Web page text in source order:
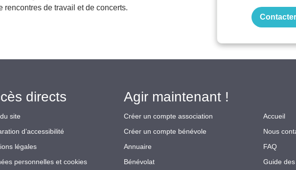
de travail et de concerts.
directs
site
d’accessibilité
légales
personnelles et cookies
Agir maintenant !
Créer un compte association
Créer un compte bénévole
Annuaire
Bénévolat
Accueil
Nous
FAQ
Guide